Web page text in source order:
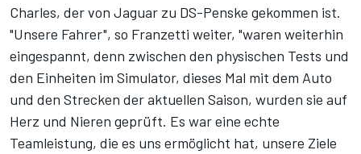
Charles, der von Jaguar zu DS-Penske gekommen ist.
"Unsere Fahrer", so Franzetti weiter, "waren weiterhin
eingespannt, denn zwischen den physischen Tests und
den Einheiten im Simulator, dieses Mal mit dem Auto
und den Strecken der aktuellen Saison, wurden sie auf
Herz und Nieren geprüft. Es war eine echte
Teamleistung, die es uns ermöglicht hat, unsere Ziele